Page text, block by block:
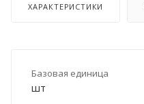
ХАРАКТЕРИСТИКИ
Базовая единица
шт